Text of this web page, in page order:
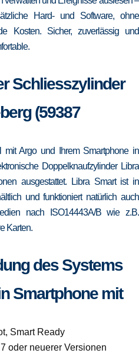
Hard- und Software, ohne
Kosten. Sicher, zuverlässig und
Schliesszylinder
(59387
mit Argo und Ihrem Smartphone in
Doppelknaufzylinder Libra
ausgestattet. Libra Smart ist in
und funktioniert natürlich auch
nach ISO14443A/B wie z.B.
Karten.
des Systems
Smartphone mit
Smart Ready
oder neuerer Versionen